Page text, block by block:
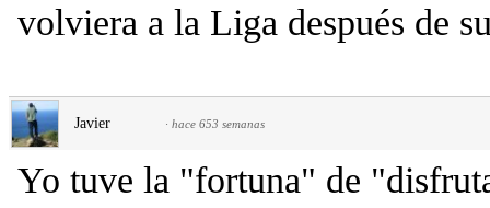
volviera a la Liga después de
Javier · hace 653 semanas
Yo tuve la "fortuna" de